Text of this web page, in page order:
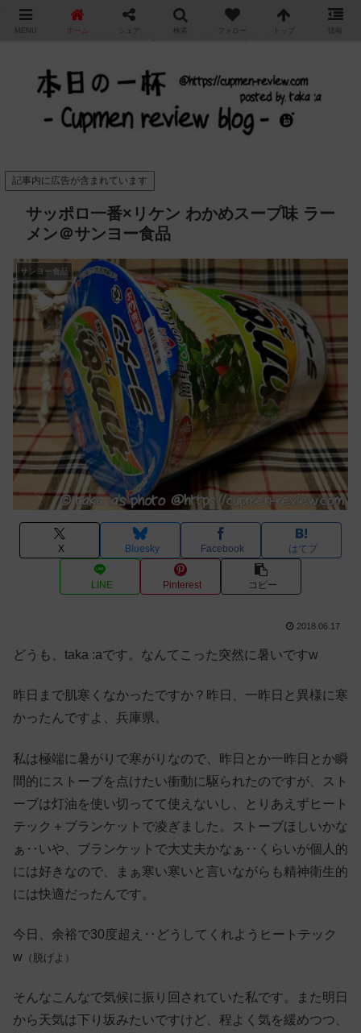
カップ麺の新商品をレビュー / アレンジするブログ
記事内に広告が含まれています
サッポロ一番×リケン わかめスープ味 ラー
メン＠サンヨー食品
サンヨー食品
X Bluesky Facebook はてブ
LINE Pinterest コピー
2018.06.17
どうも、taka :aです。なんてこった突然に暑いですw
昨日まで肌寒くなかったですか？昨日、一昨日と異様に寒
かったんですよ、兵庫県。
私は極端に暑がりで寒がりなので、昨日とか一昨日とか瞬
間的にストーブを点けたい衝動に駆られたのですが、スト
ーブは灯油を使い切ってて使えないし、とりあえずヒート
テック＋ブランケットで凌ぎました。ストーブほしいかな
ぁ‥いや、ブランケットで大丈夫かなぁ‥くらいが個人的
には好きなので、まぁ寒い寒いと言いながらも精神衛生的
には快適だったんです。
今日、余裕で30度超え‥どうしてくれようヒートテック
w （脱げよ）
そんなこんなで気候に振り回されていた私です。また明日
から天気は下り坂みたいですけど、程よく気を緩めつつ、
MENU ホーム シェア 検索 フォロー トップ 情報